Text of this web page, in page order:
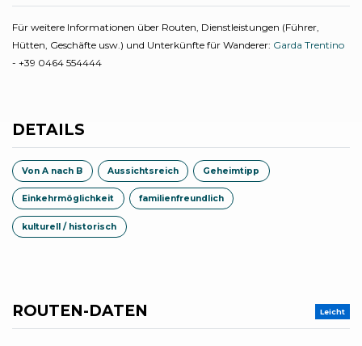
Für weitere Informationen über Routen, Dienstleistungen (Führer,
Hütten, Geschäfte usw.) und Unterkünfte für Wanderer: Garda Trentino
- +39 0464 554444
DETAILS
Von A nach B Aussichtsreich Geheimtipp
Einkehrmöglichkeit familienfreundlich
kulturell / historisch
ROUTEN-DATEN Leicht